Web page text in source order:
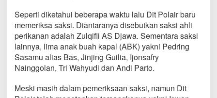
Seperti diketahui beberapa waktu lalu Dit Polair baru
memeriksa saksi. Diantaranya disebutkan saksi ahli
perikanan adalah Zulqifli AS Djawa. Sementara saksi
lainnya, lima anak buah kapal (ABK) yakni Pedring
Sasamu alias Bas, Jinjing Guilia, Ijonsafry
Nainggolan, Tri Wahyudi dan Andi Parto.
Meski masih dalam pemeriksaan saksi, namun Dit